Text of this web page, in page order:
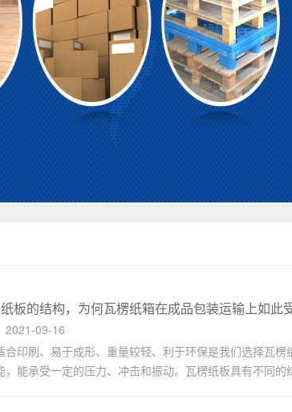
板的结构，为何瓦楞纸箱在成品包装运输上如此
2021-09-16
合印刷、易于成形、重量较轻、利于环保是我们选择瓦
，能承受一定的压力、冲击和振动。瓦楞纸板具有不同的